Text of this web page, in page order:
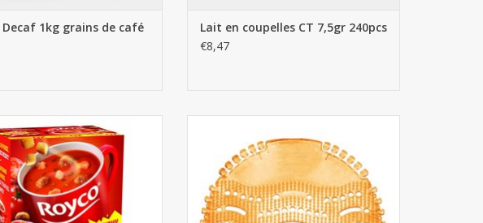
Decaf 1kg grains de café
Lait en coupelles CT 7,5gr 240pcs
€8,47
Tomates boulettes 20pcs
AJOUTER AU PANIER
AJOUTER AU PANIER